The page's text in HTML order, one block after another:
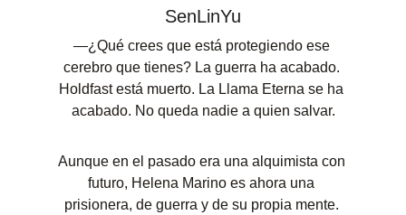
—¿Qué crees que está protegiendo ese
cerebro que tienes? La guerra ha acabado.
Holdfast está muerto. La Llama Eterna se ha
acabado. No queda nadie a quien salvar.
Aunque en el pasado era una alquimista con
futuro, Helena Marino es ahora una
prisionera, de guerra y de su propia mente.
SenLinYu